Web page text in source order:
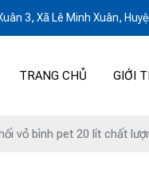
3, Xã Lê Minh Xuân,
TRANG CHỦ GIỚI
vỏ bình pet 20 lít chất